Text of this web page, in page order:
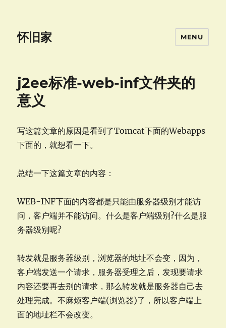
怀旧家 MENU
j2ee标准-web-inf文件夹的
意义
写这篇文章的原因是看到了Tomcat下面的Webapps
下面的，就想看一下。
总结一下这篇文章的内容：
WEB-INF下面的内容都是只能由服务器级别才能访
问，客户端并不能访问。什么是客户端级别?什么是服
务器级别呢?
转发就是服务器级别，浏览器的地址不会变，因为，
客户端发送一个请求，服务器受理之后，发现要请求
内容还要再去别的请求，那么转发就是服务器自己去
处理完成。不麻烦客户端(浏览器)了，所以客户端上
面的地址栏不会改变。